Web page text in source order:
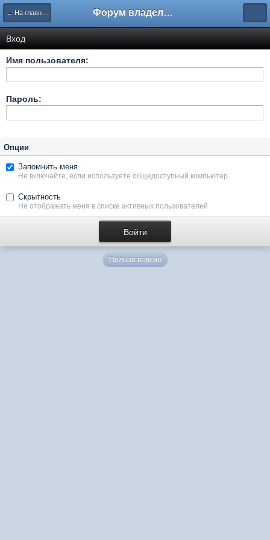
← На главную Форум владельцев интернет-магазинов
Вход
Имя пользователя:
Пароль:
Опции
Запомнить меня
Не включайте, если используете общедоступный компьютер
Скрытность
Не отображать меня в списке активных пользователей
Полная версия